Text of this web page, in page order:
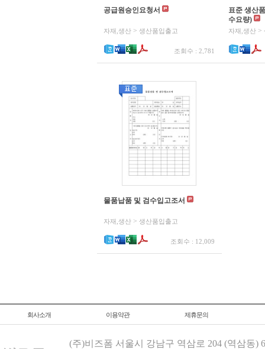
공급원승인요청서
자재,생산> 생산품입출고
조회수 : 2,781
표준 생산
수요량)
자재,생산>
물품납품 및 검수입고조서
자재,생산> 생산품입출고
조회수 : 12,009
회사소개 이용약관 제휴문의
(주)비즈폼 서울시 강남구 역삼로 204 (역삼동)